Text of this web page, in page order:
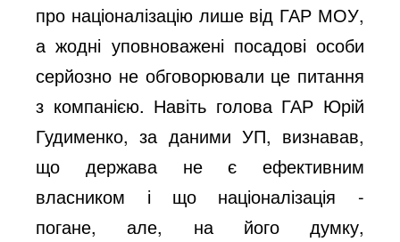
про націоналізацію лише від ГАР МОУ,
а жодні уповноважені посадові особи
серйозно не обговорювали це питання
з компанією. Навіть голова ГАР Юрій
Гудименко, за даними УП, визнавав,
що держава не є ефективним
власником і що націоналізація -
погане, але, на його думку,